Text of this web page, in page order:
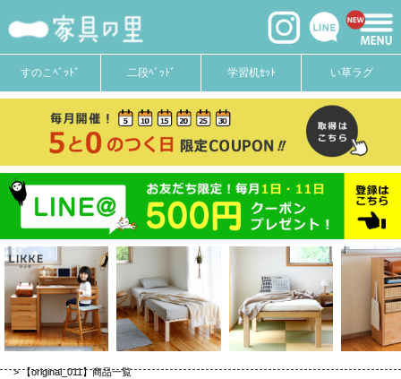
すのこﾍﾞｯﾄﾞ 二段ﾍﾞｯﾄﾞ 学習机ｾｯﾄ い草ラグ
【original_011】商品一覧
価格
在庫なし商品
商品番号
並び順
新着順
登録順
価格が安い順
価格が高い順
優先度順
キーワードヒット順